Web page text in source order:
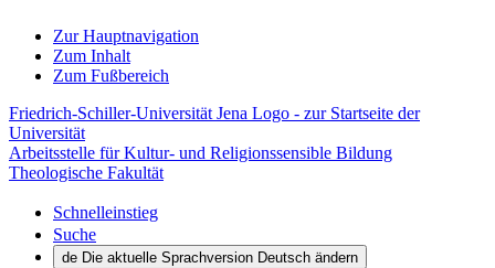
Zur Hauptnavigation
Zum Inhalt
Zum Fußbereich
Friedrich-Schiller-Universität Jena Logo - zur Startseite der
Universität
Arbeitsstelle für Kultur- und Religionssensible Bildung
Theologische Fakultät
Schnelleinstieg
Suche
de Die aktuelle Sprachversion Deutsch ändern